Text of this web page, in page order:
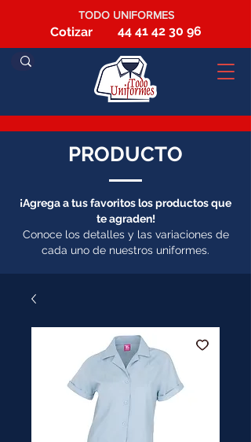
TODO UNIFORMES
Cotizar 44 41 42 30 96
PRODUCTO
¡Agrega a tus favoritos los productos que
te agraden!
Conoce los detalles y las variaciones de
cada uno de nuestros uniformes.